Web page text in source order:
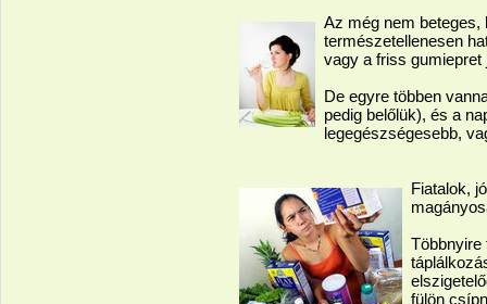
Az még nem
természetellenesen
vagy a friss gumiepret
De egyre többen
pedig belőlük), és a
legegészségesebb,
Fiatalok,
Többnyire
fülön